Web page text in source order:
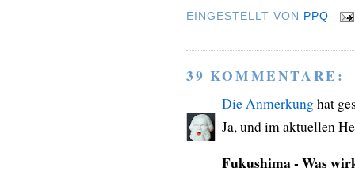
EINGESTELLT VON PPQ
39 KOMMENTARE:
Die Anmerkunghat
Ja, und im aktuellen
Fukushima - Was